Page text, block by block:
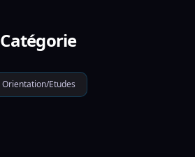
Catégorie
Orientation/Etudes